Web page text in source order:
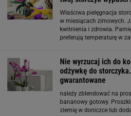
Właściwa pielęgnacja
w miesiącach zimowych.
kwitnienia i zdrowia.
preferują temperaturę w
Nie wyrzucaj ich do
odżywkę do
gwarantowane
należy zblendować na
bananowy gotowy.
ziemię w doniczce lub